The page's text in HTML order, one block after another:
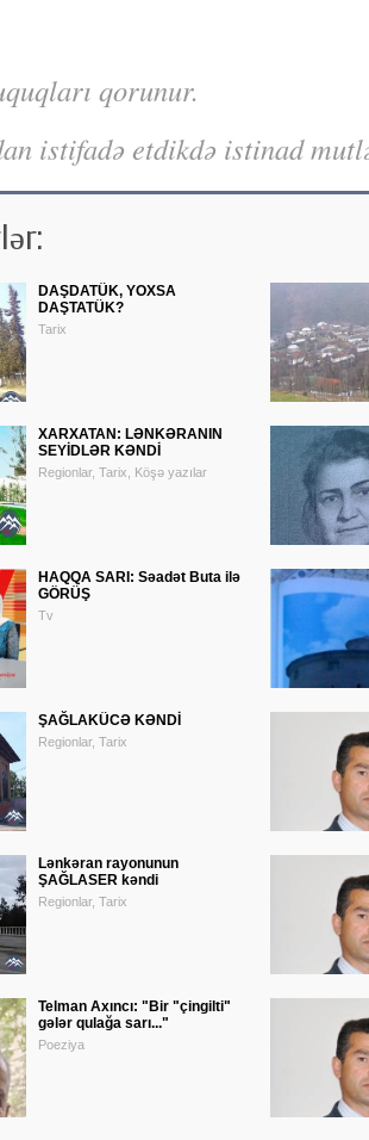
qorunur.
istifadə etdikdə istinad
DAŞDATÜK, YOXSA
DAŞTATÜK?
Tarix
XARXATAN: LƏNKƏRANIN
SEYİDLƏR KƏNDİ
Regionlar, Tarix, Köşə yazılar
HAQQA SARI: Səadət Buta ilə
GÖRÜŞ
Tv
ŞAĞLAKÜCƏ KƏNDİ
Regionlar, Tarix
Lənkəran rayonunun
ŞAĞLASER kəndi
Regionlar, Tarix
Telman Axıncı: "Bir "çingilti"
gələr qulağa sarı..."
Poeziya